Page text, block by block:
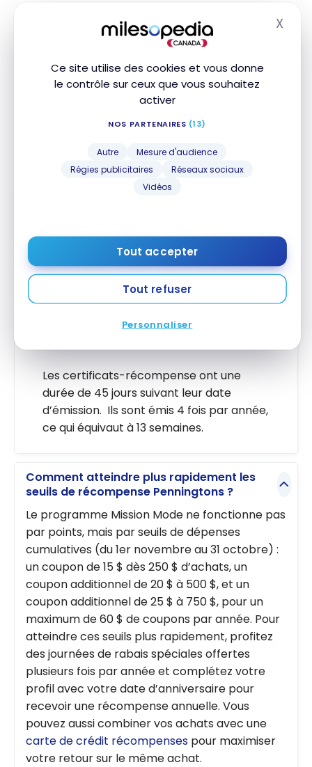
Ce site utilise des cookies et vous donne
le contrôle sur ceux que vous souhaitez
activer
NOS PARTENAIRES (13)
Autre
Mesure d'audience
Régies publicitaires
Réseaux sociaux
Vidéos
Tout accepter
Tout refuser
Personnaliser
X
Ils doivent être utilisés lors d’une seule
transaction. Le montant inutilisé sera perdu.
Enfin, un seul couponrécompenseest valide
par achat.
C’est très simple ! Il suffit de remplir ce
formulaire en ligneou en magasin.
Est-ce que les certificats-récompenses
Les certificats-récompense ont une
durée de 45 jours suivant leur date
d’émission. Ils sont émis 4 fois par année,
ce qui équivaut à 13 semaines.
Comment atteindre plus rapidement les
seuils de récompense Penningtons ?
Le programme Mission Mode ne fonctionne pas
par points, mais par seuils de dépenses
cumulatives (du 1er novembre au 31 octobre) :
un coupon de 15 $ dès 250 $ d’achats, un
coupon additionnel de 20 $ à 500 $, et un
coupon additionnel de 25 $ à 750 $, pour un
maximum de 60 $ de coupons par année. Pour
atteindre ces seuils plus rapidement, profitez
des journées de rabais spéciales offertes
plusieurs fois par année et complétez votre
profil avec votre date d’anniversaire pour
recevoir une récompense annuelle. Vous
pouvez aussi combiner vos achats avec une
carte de crédit récompenses pour maximiser
votre retour sur le même achat.